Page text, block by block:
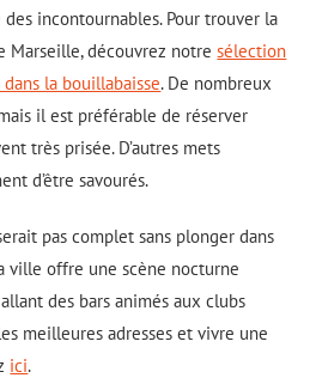
incontournables. Pour trouver la
Marseille, découvrez notre sélection
la bouillabaisse. De nombreux
il est préférable de réserver
très prisée. D’autres mets
d’être savourés.
pas complet sans plonger dans
ville offre une scène nocturne
des bars animés aux clubs
meilleures adresses et vivre une
ici.